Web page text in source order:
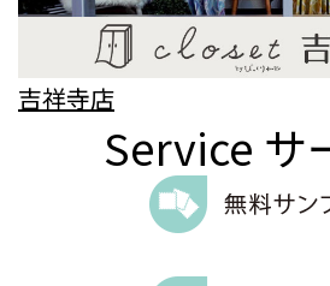
吉祥寺店
Service サ